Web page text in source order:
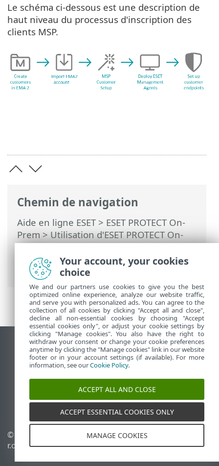
Chemin de navigation
Aide en ligne ESET> ESET PROTECT On-
Prem>Utilisation d'ESET PROTECT On-
Prem>ESET PROTECT On-Prem pour les
fournisseurs de services gérés>
Processus de déploiement pour MSP
Le schéma ci-dessous est une description de
haut niveau du processus d'inscription des
clients MSP.
Afficher le site des postes de travail
End of Life
Base de connaissances ESET
Forum ESET
ESET Status Portal
Support régional
© 1992 - 2026 ESET, spol. s
r.o. - Tous droits réservés.
Politique relative aux
Your account, your cookies
choice
We and our partners use cookies to give you the best
optimized online experience, analyze our website traffic,
and serve you with personalized ads. You can agree to the
collection of all cookies by clicking "Accept all and close",
decline all non-essential cookies by choosing "Accept
essential cookies only", or adjust your cookie settings by
clicking "Manage cookies". You also have the right to
withdraw your consent or change your cookie preferences
anytime by clicking the "Manage cookies" link in our website
footer or in your account settings (if available). For more
information, see ourCookie Policy.
ACCEPT ALL AND CLOSE
ACCEPT ESSENTIAL COOKIES ONLY
MANAGE COOKIES